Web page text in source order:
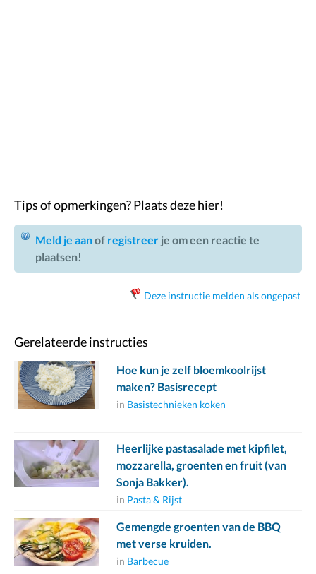
Tips of opmerkingen? Plaats deze hier!
Meld je aanof registreer je om een reactie te
plaatsen!
Deze instructie melden als ongepast
Gerelateerde instructies
Hoe kun je zelf bloemkoolrijst
maken? Basisrecept
in Basistechnieken koken
Heerlijke pastasalade met kipfilet,
mozzarella, groenten en fruit (van
Sonja Bakker).
in Pasta & Rijst
Gemengde groenten van de BBQ
met verse kruiden.
in Barbecue